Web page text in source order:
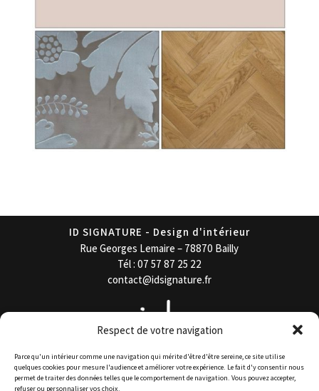
Respect de votre navigation
Parce qu'un intérieur comme une navigation qui mérite d'être d'être sereine, ce site utilise
quelques cookies pour mesure l'audience et améliorer votre expérience. Le fait d'y consentir nous
permet de traiter des données telles que le comportement de navigation. Vous pouvez accepter,
refuser ou personnaliser vos choix.
ID SIGNATURE - Design d'intérieur
Rue Georges Lemaire – 78870 Bailly
Tél : 07 57 87 25 22
contact@idsignature.fr